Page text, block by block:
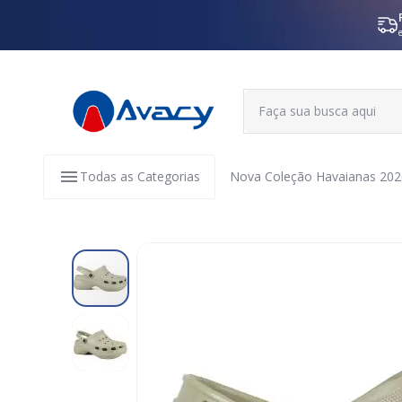
Todas as Categorias Nova Coleção Havaianas
Pular
para
o
final
da
Galeria